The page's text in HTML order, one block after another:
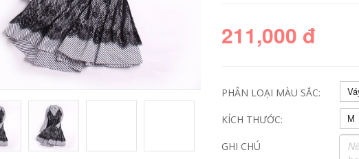
211,000 đ
PHÂN LOẠI MÀU SẮC:
KÍCH THƯỚC: M
GHI CHÚ